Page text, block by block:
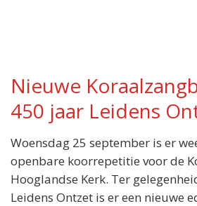
Nieuwe
450 jaar Leidens
Woensdag 25 september is er
openbare koorrepetitie voor de
Hooglandse Kerk. Ter
Leidens Ontzet is er een nieuwe